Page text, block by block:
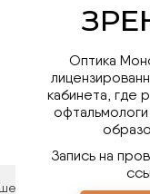
работы сайта.
Оптика
кабинета, где
Запись на